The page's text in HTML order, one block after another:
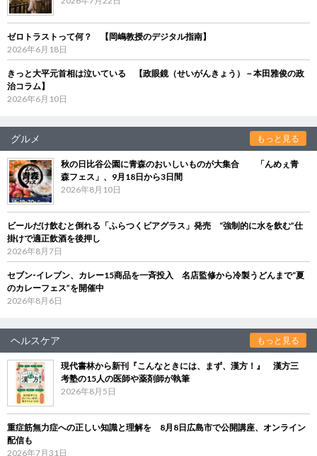
ゼロトラストって何？ 【岡嶋教授のデジタル指南】
2026年6月18日
きっと大平元首相は泣いている 【政眼鏡（せいがんきょう）－本田雅俊の政
治コラム】
2026年6月10日
グルメ もっと見る
秋の日比谷公園に青森のおいしいものが大集合 「んめぇ青
森フェス」、9月18日から3日間
2026年8月10日
ビールだけ飲むと倒れる「ふらつくビアグラス」発売 “強制的に水を飲む”仕
掛けで適正飲酒を後押し
2026年8月7日
セブン‐イレブン、カレー15商品を一斉投入 名店監修から冷製うどんまで“夏
のカレーフェス”を開催中
2026年8月6日
ヘルスケア もっと見る
現代書林から新刊『こんなときには、まず、漢方！』 漢方三
考塾の15人の医師や薬剤師が執筆
2026年8月5日
重症筋無力症への正しい知識と理解を 8月8日広島市で公開講座、オンライン
配信も
2026年7月31日